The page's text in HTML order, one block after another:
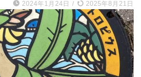
2024年1月24日 / 2025年8月21日